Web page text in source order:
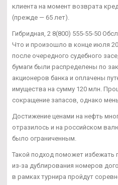
клиента на момент возврата
(прежде — 65 лет).
Гибридная, 2 8(800) 555-55-50
Что и произошло в конце июля
после очередного судебного
бумаги были распределены по
акционеров банка и оплачены
имущества на сумму 120 млн.
сокращение запасов, однако
Достижение ценами на нефть
отразилось и на российском
было ограниченным.
Такой подход поможет избежать
из-за дублирования номеров
в рамках турнира пройдут